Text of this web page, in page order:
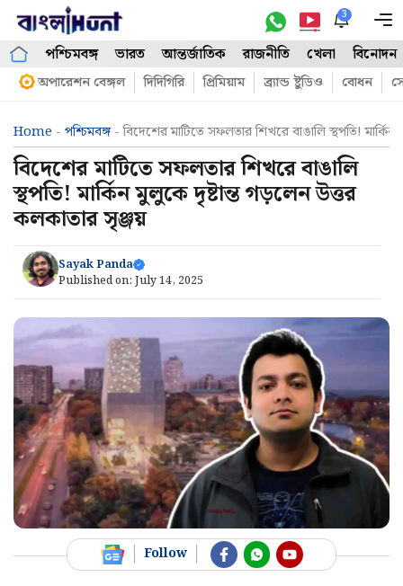
Skip
content
3
পশ্চিমবঙ্গ ভারত আন্তর্জাতিক রাজনীতি খেলা বিনোদন
অপারেশন বেঙ্গল দিদিগিরি প্রিমিয়াম ব্র্যান্ড ষ্টুডিও বোধন
Home - পশ্চিমবঙ্গ-বিদেশের মাটিতে সফলতার শিখরে বাঙালি স্থপতি!
বিদেশের মাটিতে সফলতার শিখরে বাঙালি
স্থপতি! মার্কিন মুলুকে দৃষ্টান্ত গড়লেন উত্তর
কলকাতার সৃঞ্জয়
Sayak Panda
Published on: July 14, 2025
Follow